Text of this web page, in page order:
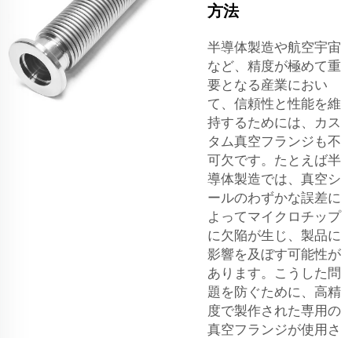
方法
半導体製造や航空宇宙
など、精度が極めて重
要となる産業におい
て、信頼性と性能を維
持するためには、カス
タム真空フランジも不
可欠です。たとえば半
導体製造では、真空シ
ールのわずかな誤差に
よってマイクロチップ
に欠陥が生じ、製品に
影響を及ぼす可能性が
あります。こうした問
題を防ぐために、高精
度で製作された専用の
真空フランジが使用さ